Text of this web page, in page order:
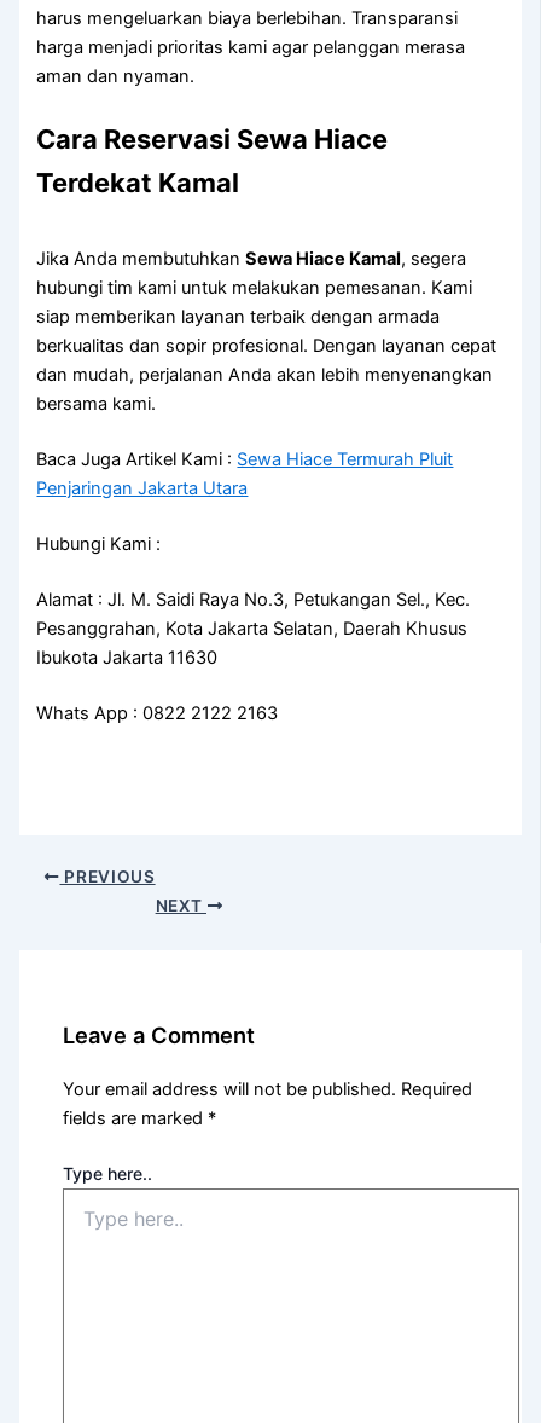
harus mengeluarkan biaya berlebihan. Transparansi
harga menjadi prioritas kami agar pelanggan merasa
aman dan nyaman.
Cara Reservasi Sewa Hiace
Terdekat Kamal
Jika Anda membutuhkanSewa Hiace Kamal, segera
hubungi tim kami untuk melakukan pemesanan. Kami
siap memberikan layanan terbaik dengan armada
berkualitas dan sopir profesional. Dengan layanan cepat
dan mudah, perjalanan Anda akan lebih menyenangkan
bersama kami.
Baca Juga Artikel Kami : Sewa Hiace Termurah Pluit
Penjaringan Jakarta Utara
Hubungi Kami :
Alamat : Jl. M. Saidi Raya No.3, Petukangan Sel., Kec.
Pesanggrahan, Kota Jakarta Selatan, Daerah Khusus
Ibukota Jakarta 11630
Whats App : 0822 2122 2163
PREVIOUS
NEXT
Leave a Comment
Your email address will not be published. Required
fields are marked *
Type here..